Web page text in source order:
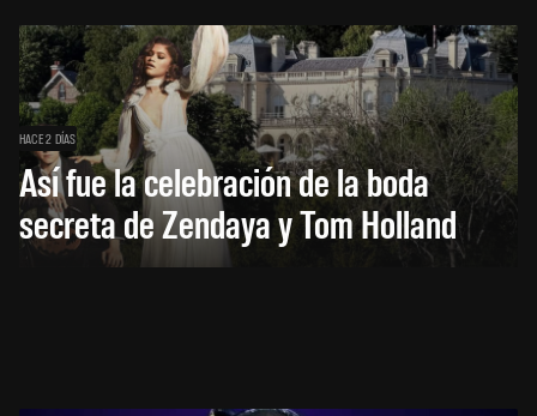
HACE 2 DÍAS
Así fue la celebración de la boda
secreta de Zendaya y Tom Holland